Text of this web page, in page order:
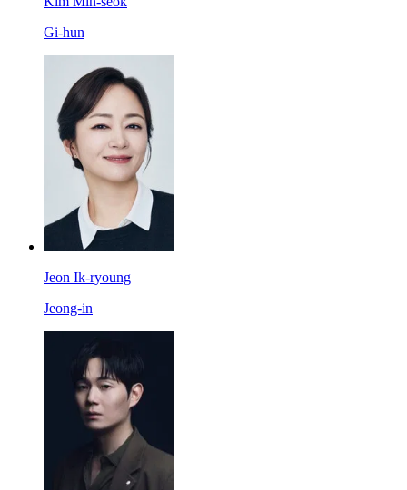
Gi-hun
Jeon Ik-ryoung
Jeong-in